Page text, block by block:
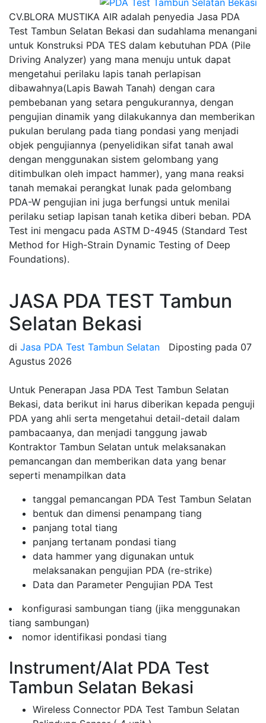
CV.BLORA MUSTIKA AIR adalah penyedia Jasa PDA
Test Tambun Selatan Bekasi dan sudahlama menangani
untuk Konstruksi PDA TES dalam kebutuhan PDA (Pile
Driving Analyzer) yang mana menuju untuk dapat
mengetahui perilaku lapis tanah perlapisan
dibawahnya(Lapis Bawah Tanah) dengan cara
pembebanan yang setara pengukurannya, dengan
pengujian dinamik yang dilakukannya dan memberikan
pukulan berulang pada tiang pondasi yang menjadi
objek pengujiannya (penyelidikan sifat tanah awal
dengan menggunakan sistem gelombang yang
ditimbulkan oleh impact hammer), yang mana reaksi
tanah memakai perangkat lunak pada gelombang
PDA-W pengujian ini juga berfungsi untuk menilai
perilaku setiap lapisan tanah ketika diberi beban. PDA
Test ini mengacu pada ASTM D-4945 (Standard Test
Method for High-Strain Dynamic Testing of Deep
Foundations).
JASA PDA TEST Tambun
Selatan Bekasi
di Jasa PDA Test Tambun Selatan Diposting pada 07
Agustus 2026
Untuk Penerapan Jasa PDA Test Tambun Selatan
Bekasi, data berikut ini harus diberikan kepada penguji
PDA yang ahli serta mengetahui detail-detail dalam
pambacaanya, dan menjadi tanggung jawab
Kontraktor Tambun Selatan untuk melaksanakan
pemancangan dan memberikan data yang benar
seperti menampilkan data
tanggal pemancangan PDA Test Tambun Selatan
bentuk dan dimensi penampang tiang
panjang total tiang
panjang tertanam pondasi tiang
data hammer yang digunakan untuk
melaksanakan pengujian PDA (re-strike)
Data dan Parameter Pengujian PDA Test
konfigurasi sambungan tiang (jika menggunakan
tiang sambungan)
nomor identifikasi pondasi tiang
Instrument/Alat PDA Test
Tambun Selatan Bekasi
Wireless Connector PDA Test Tambun Selatan